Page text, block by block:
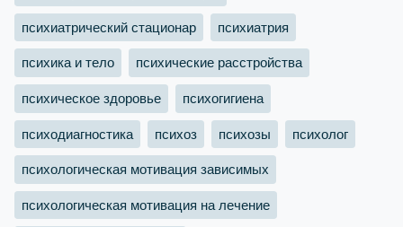
психиатрический стационар психиатрия
психика и тело психические расстройства
психическое здоровье психогигиена
психодиагностика психоз психозы психолог
психологическая мотивация зависимых
психологическая мотивация на лечение